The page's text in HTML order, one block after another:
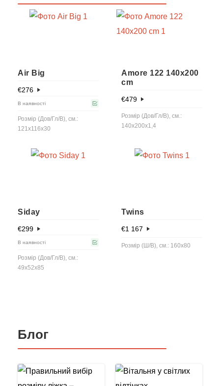
Air Big
€276
В наявності
Розмір (Дов/Гл/В), см.:
121x116x30
Amore 122 140x200
cm
€479
Розмір (Дов/Гл/В), см.:
140x200x1,4
Siday
€299
В наявності
Розмір (Дов/Гл/В), см.:
49x52x85
Twins
€1 167
Розмір (Ш/В), см.: 160x80
Блог